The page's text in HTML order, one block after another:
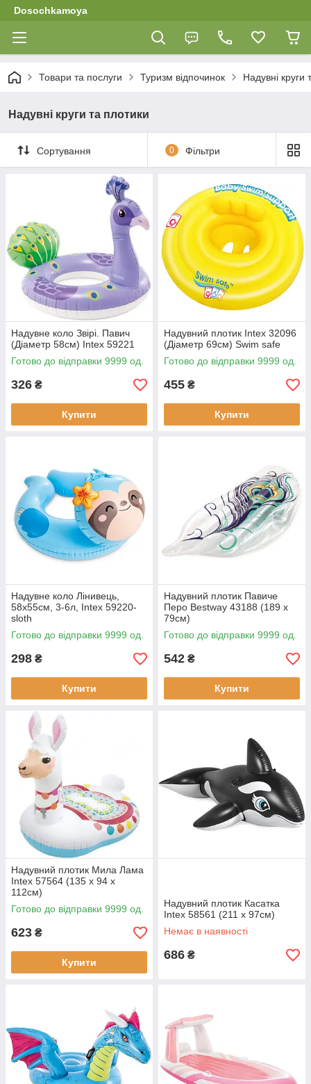
Dosochkamoya
Товари та послуги Туризм відпочинок Надувні круги
Надувні круги та плотики
Сортування 0 Фільтри
Надувне коло Звірі. Павич
(Діаметр 58см) Intex 59221
Готово до відправки 9999 од.
326 ₴
Купити
Надувний плотик Intex 32096
(Діаметр 69см) Swim safe
Готово до відправки 9999 од.
455 ₴
Купити
Надувне коло Лінивець,
58x55см, 3-6л, Intex 59220-
sloth
Готово до відправки 9999 од.
298 ₴
Купити
Надувний плотик Павиче
Перо Bestway 43188 (189 x
79см)
Готово до відправки 9999 од.
542 ₴
Купити
Надувний плотик Мила Лама
Intex 57564 (135 x 94 x
112см)
Готово до відправки 9999 од.
623 ₴
Купити
Надувний плотик Касатка
Intex 58561 (211 x 97см)
Немає в наявності
686 ₴